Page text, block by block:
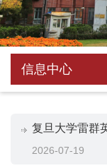
信息中心
复旦大学雷群
2026-07-19